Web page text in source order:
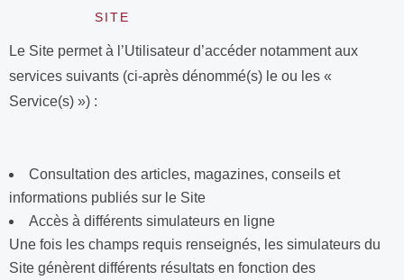
SITE
Le Site permet à l’Utilisateur d’accéder notamment aux
services suivants (ci-après dénommé(s) le ou les «
Service(s) ») :
Consultation des articles, magazines, conseils et
informations publiés sur le Site
Accès à différents simulateurs en ligne
Une fois les champs requis renseignés, les simulateurs du
Site génèrent différents résultats en fonction des